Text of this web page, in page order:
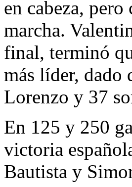
en cabeza,
marcha.
final, terminó
más líder, dado
Lorenzo y 37
En 125 y 250
victoria
Bautista y